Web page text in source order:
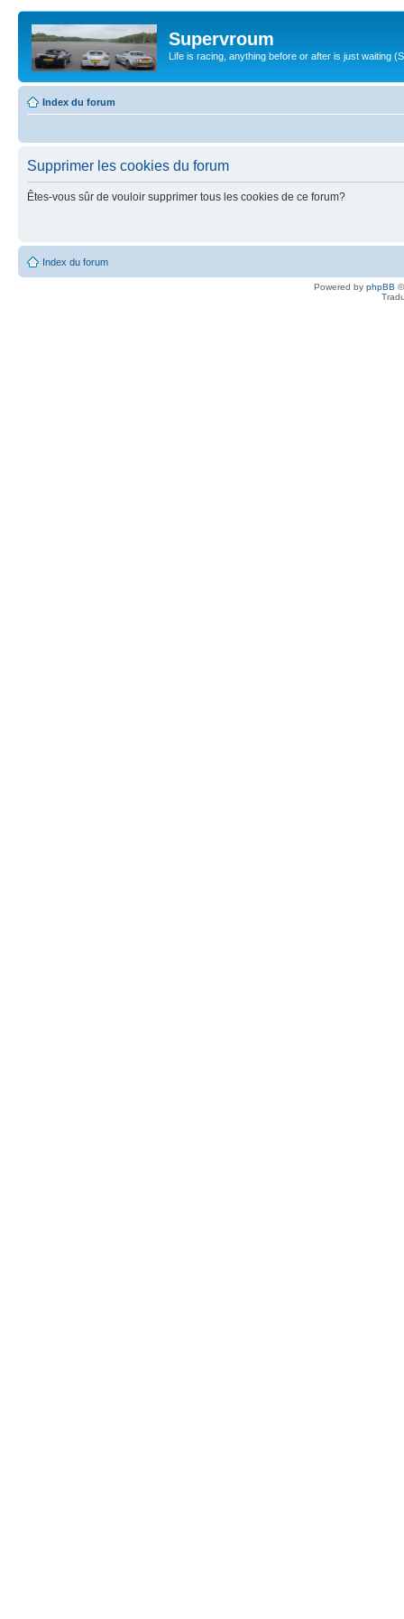
Supervroum
Life is racing, anything before or after is just waiting
Index du forum
Supprimer les cookies du forum
Êtes-vous sûr de vouloir supprimer tous les cookies de ce forum?
Index du forum
Powered by phpBB